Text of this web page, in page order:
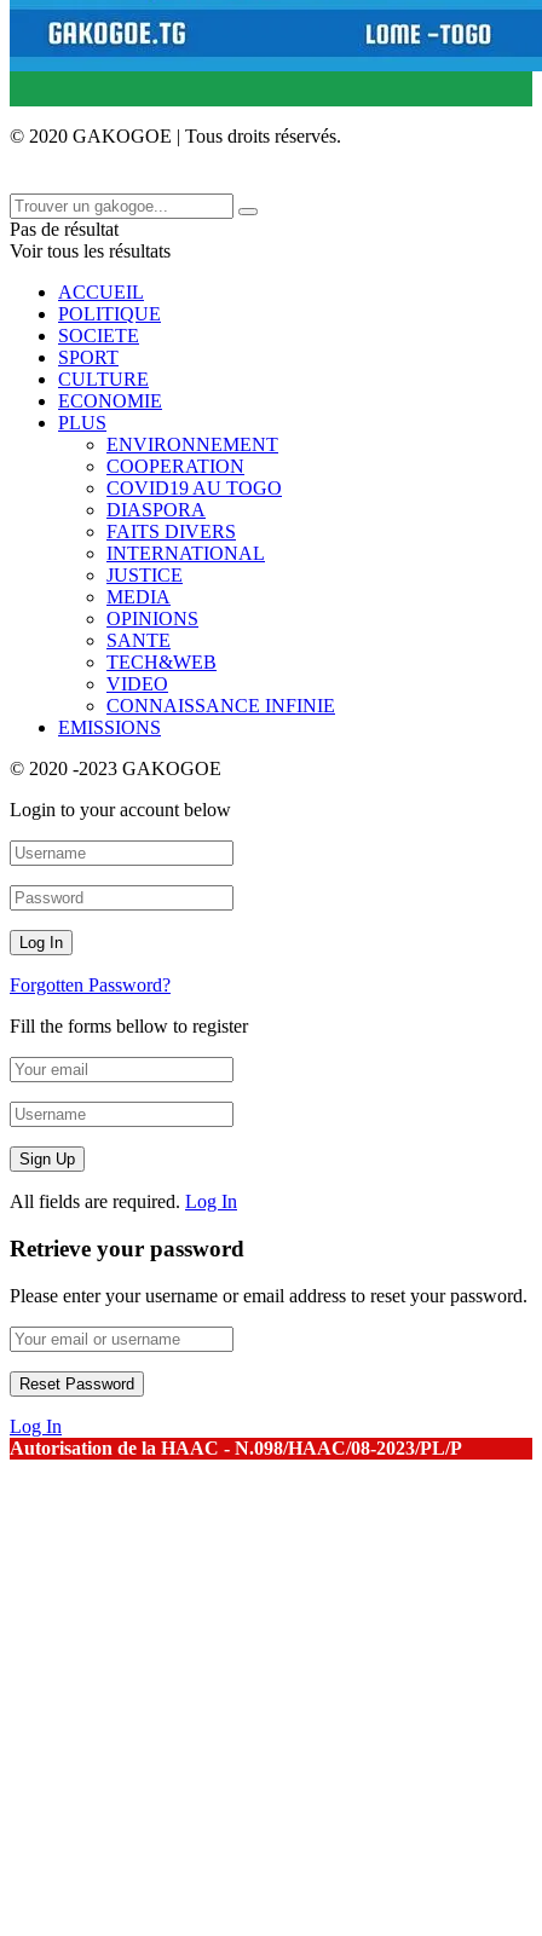
© 2020 GAKOGOE | Tous droits réservés.
Pas de résultat
Voir tous les résultats
ACCUEIL
POLITIQUE
SOCIETE
SPORT
CULTURE
ECONOMIE
PLUS
ENVIRONNEMENT
COOPERATION
COVID19 AU TOGO
DIASPORA
FAITS DIVERS
INTERNATIONAL
JUSTICE
MEDIA
OPINIONS
SANTE
TECH&WEB
VIDEO
CONNAISSANCE INFINIE
EMISSIONS
© 2020 -2023 GAKOGOE
Login to your account below
Forgotten Password?
Fill the forms bellow to register
All fields are required. Log In
Retrieve your password
Please enter your username or email address to reset your password.
Log In
Autorisation de la HAAC - N.098/HAAC/08-2023/PL/P